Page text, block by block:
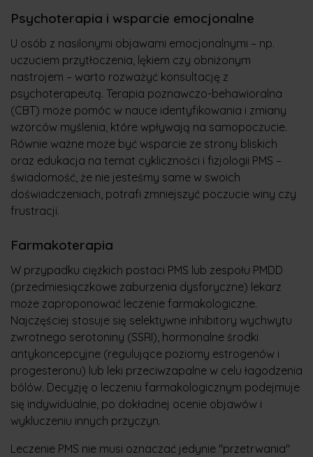
Psychoterapia i wsparcie emocjonalne
U osób z nasilonymi objawami emocjonalnymi – np.
uczuciem przytłoczenia, lękiem czy obniżonym
nastrojem – warto rozważyć konsultację z
psychoterapeutą. Terapia poznawczo-behawioralna
(CBT) może pomóc w nauce identyfikowania i zmiany
wzorców myślenia, które wpływają na samopoczucie.
Równie ważne może być wsparcie ze strony bliskich
oraz edukacja na temat cykliczności i fizjologii PMS –
świadomość, że nie jesteśmy same w swoich
doświadczeniach, potrafi zmniejszyć poczucie winy czy
frustracji.
Farmakoterapia
W przypadku ciężkich postaci PMS lub zespołu PMDD
(przedmiesiączkowe zaburzenia dysforyczne) lekarz
może zaproponować leczenie farmakologiczne.
Najczęściej stosuje się selektywne inhibitory wychwytu
zwrotnego serotoniny (SSRI), hormonalne środki
antykoncepcyjne (regulujące poziomy estrogenów i
progesteronu) lub leki przeciwzapalne w celu łagodzenia
bólów. Decyzję o leczeniu farmakologicznym podejmuje
się indywidualnie, po dokładnej ocenie objawów i
wykluczeniu innych przyczyn.
Leczenie PMS nie musi oznaczać jedynie "przetrwania"